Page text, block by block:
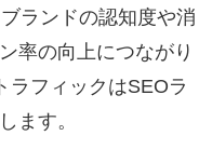
ランドの認知度や消
率の向上につながり
ラフィックはSEOラ
ます。